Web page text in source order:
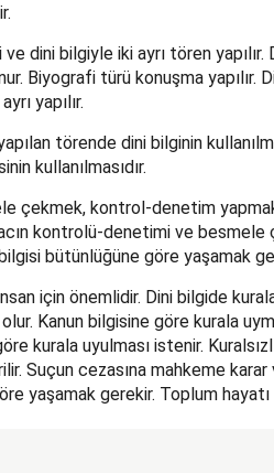
dini bilgiyle iki ayrı tören yapılır.
Biyografi türü konuşma yapılır.
yapılır.
törende dini bilginin
kullanılmasıdır.
çekmek, kontrol-denetim
kontrolü-denetimi ve
bütünlüğüne göre yaşamak
için önemlidir. Dini bilgide
olur. Kanun bilgisine göre kurala
kurala uyulması istenir.
Suçun cezasına mahkeme
yaşamak gerekir. Toplum